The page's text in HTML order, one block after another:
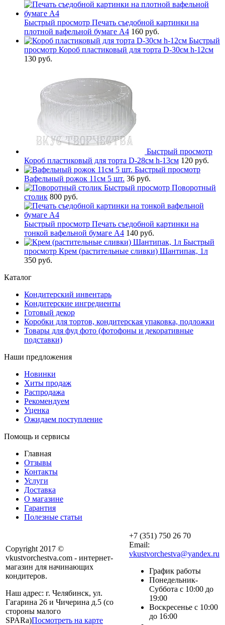
Быстрый просмотр Печать съедобной картинки на
плотной вафельной бумаге А4 160 руб.
Быстрый
просмотр Короб пластиковый для торта D-30см h-12см
130 руб.
Быстрый просмотр
Короб пластиковый для торта D-28см h-13см 120 руб.
Быстрый просмотр
Вафельный рожок 11см 5 шт. 36 руб.
Быстрый просмотр Поворотный
столик 800 руб.
Быстрый просмотр Печать съедобной картинки на
тонкой вафельной бумаге А4 140 руб.
Быстрый
просмотр Крем (растительные сливки) Шантипак, 1л
350 руб.
Каталог
Кондитерский инвентарь
Кондитерские ингредиенты
Готовый декор
Коробки для тортов, кондитерская упаковка, подложки
Товары для фуд фото (фотофоны и декоративные
подставки)
Наши предложения
Новинки
Хиты продаж
Распродажа
Рекомендуем
Уценка
Ожидаем поступление
Помощь и сервисы
Главная
Отзывы
Контакты
Услуги
Доставка
О магазине
Гарантия
Полезные статьи
Copyright 2017 ©
vkustvorchestva.com - интернет-
магазин для начинающих
кондитеров.
Наш адрес: г. Челябинск, ул.
Гагарина 26 и Чичерина д.5 (со
стороны малого
SPARa)Посмотреть на карте
+7 (351) 750 26 70
Email:
vkustvorchestva@yandex.ru
График работы
Понедельник-
Суббота с 10:00 до
19:00
Воскресенье с 10:00
до 16:00